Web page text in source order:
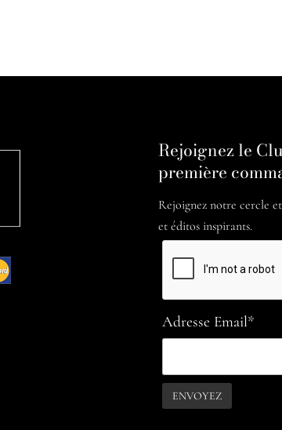
Rejoignez le
première
Rejoignez notre cercle
et éditos inspirants.
Adresse Email*